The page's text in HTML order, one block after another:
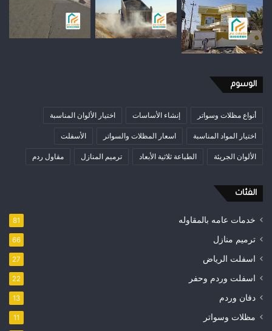
الوسوم
أنواع مظلات وسواتر إنشاء الأساسات اختيار الألوان المناسبة
اختيار المواد المناسبة اسعار المظلات والسواتر الأسفلت
الألوان الجريئة الطباعة ثلاثية الأبعاد ترميم المنازل مقاول ردم
الفئات
خدمات عامه بالمقاوله 81
ترميم منازل 66
اسفلت الرياض 27
اسفلت وردم وحفر 22
دفان وردم 13
مظلات وسواتر 11